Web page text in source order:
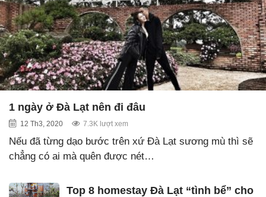
1 ngày ở Đà Lạt nên đi đâu
12 Th3, 2020 7.3K lượt xem
Nếu đã từng dạo bước trên xứ Đà Lạt sương mù thì sẽ
chẳng có ai mà quên được nét…
Top 8 homestay Đà Lạt “tình bể” cho